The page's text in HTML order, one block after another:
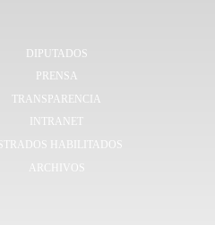
DIPUTADOS
PRENSA
TRANSPARENCIA
INTRANET
HABILITADOS
ARCHIVOS